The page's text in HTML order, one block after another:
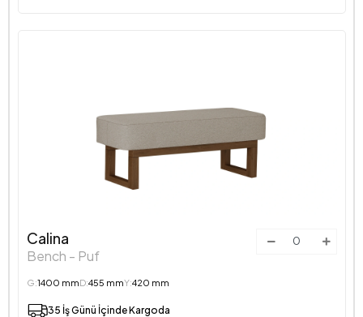
Calina
Bench - Puf
G:1400 mmD:455 mmY:420 mm
35 İş Günü İçinde Kargoda